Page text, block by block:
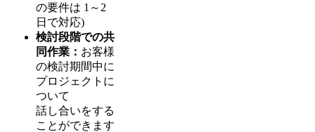
の要件は 1～2
日で対応)
検討段階での共
同作業： お客様
の検討期間中に
プロジェクトに
ついて
話し合いをする
ことができます